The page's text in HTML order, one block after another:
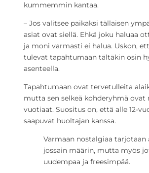
kummemmin kantaa.
– Jos valitsee paikaksi tällaisen
asiat ovat siellä. Ehkä joku haluaa
ja moni varmasti ei halua. Uskon,
tulevat tapahtumaan tältäkin osin
asenteella.
Tapahtumaan ovat tervetulleita
mutta sen selkeä kohderyhmä ovat
vuotiaat. Suositus on, että alle 12-
saapuvat huoltajan kanssa.
Varmaan nostalgiaa tarjotaan
jossain määrin, mutta myös
uudempaa ja freesimpää.